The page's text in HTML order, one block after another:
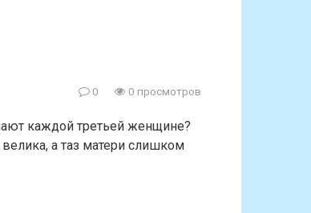
0 0 просмотров
каждой третьей женщине?
а таз матери слишком